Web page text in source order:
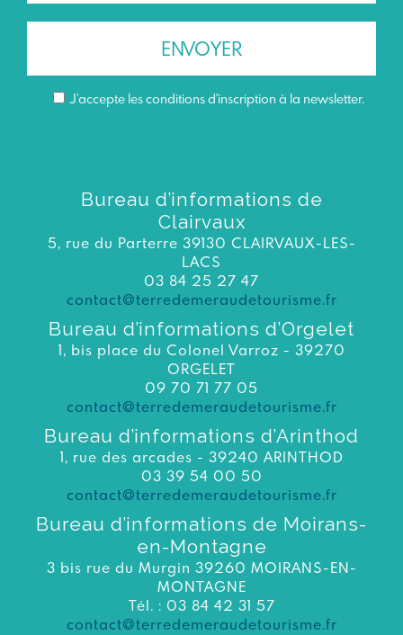
J’accepte les conditions d'inscription à la newsletter.
Bureau d’informations de
Clairvaux
5, rue du Parterre 39130 CLAIRVAUX-LES-
LACS
03 84 25 27 47
contact@terredemeraudetourisme.fr
Bureau d’informations d’Orgelet
1, bis place du Colonel Varroz - 39270
ORGELET
09 70 71 77 05
contact@terredemeraudetourisme.fr
Bureau d’informations d’Arinthod
1, rue des arcades - 39240 ARINTHOD
03 39 54 00 50
contact@terredemeraudetourisme.fr
Bureau d’informations de Moirans-
en-Montagne
3 bis rue du Murgin 39260 MOIRANS-EN-
MONTAGNE
Tél. : 03 84 42 31 57
contact@terredemeraudetourisme.fr